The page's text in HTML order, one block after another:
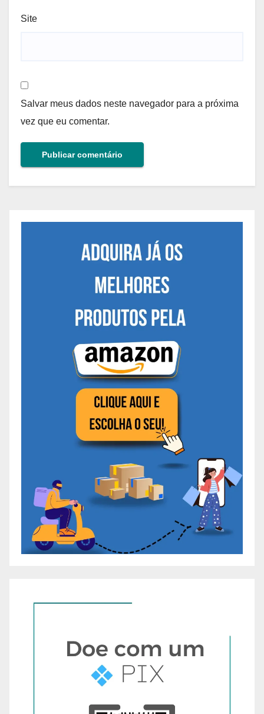
Site
Salvar meus dados neste navegador para a próxima
vez que eu comentar.